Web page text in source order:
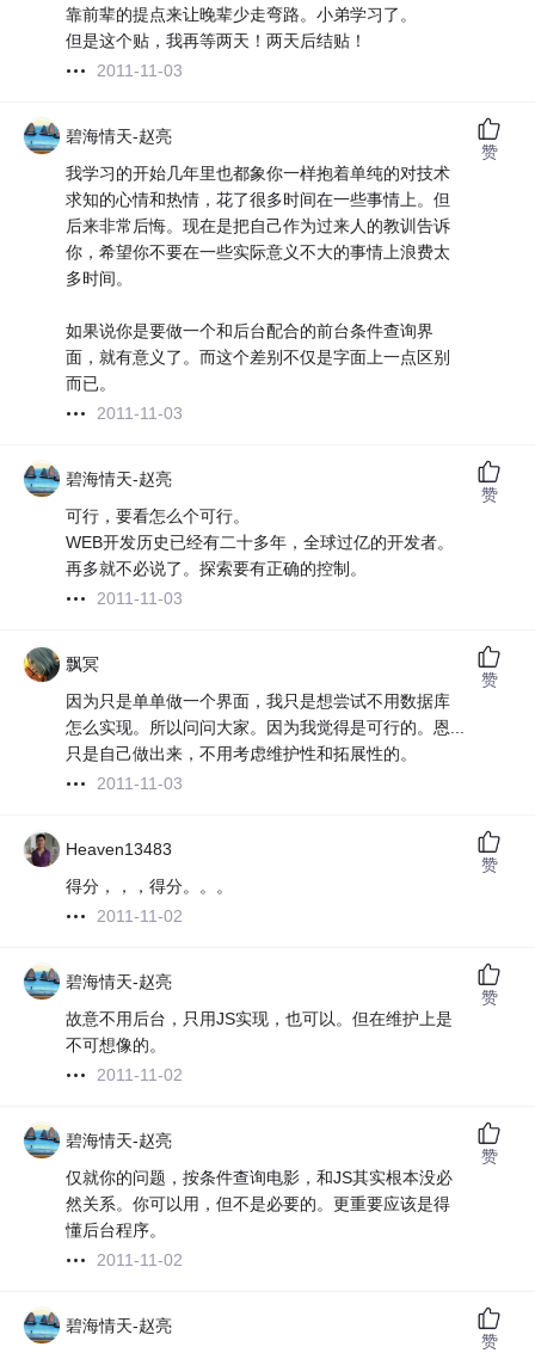
靠前辈的提点来让晚辈少走弯路。小弟学习了。
但是这个贴，我再等两天！两天后结贴！
2011-11-03
碧海情天-赵亮
我学习的开始几年里也都象你一样抱着单纯的对技术
求知的心情和热情，花了很多时间在一些事情上。但
后来非常后悔。现在是把自己作为过来人的教训告诉
你，希望你不要在一些实际意义不大的事情上浪费太
多时间。
如果说你是要做一个和后台配合的前台条件查询界
面，就有意义了。而这个差别不仅是字面上一点区别
而已。
2011-11-03
赞
碧海情天-赵亮
可行，要看怎么个可行。
WEB开发历史已经有二十多年，全球过亿的开发者。
再多就不必说了。探索要有正确的控制。
2011-11-03
赞
飘冥
因为只是单单做一个界面，我只是想尝试不用数据库
怎么实现。所以问问大家。因为我觉得是可行的。恩...
只是自己做出来，不用考虑维护性和拓展性的。
2011-11-03
赞
Heaven13483
得分，，，得分。。。
2011-11-02
赞
碧海情天-赵亮
故意不用后台，只用JS实现，也可以。但在维护上是
不可想像的。
2011-11-02
赞
碧海情天-赵亮
仅就你的问题，按条件查询电影，和JS其实根本没必
然关系。你可以用，但不是必要的。更重要应该是得
懂后台程序。
2011-11-02
赞
碧海情天-赵亮
赞